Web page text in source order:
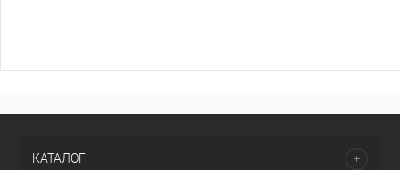
КАТАЛОГ